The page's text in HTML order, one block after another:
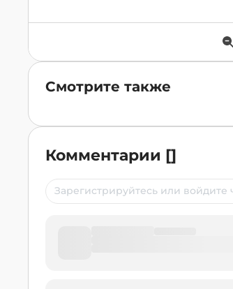
Смотрите также
Комментарии []